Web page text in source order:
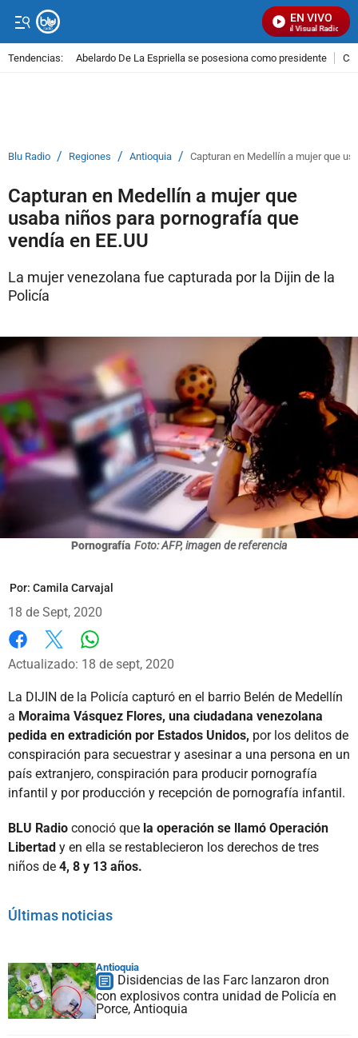
EN VIVO
Señal Visual Radio
Tendencias: Abelardo De La Espriella se posesiona como presidente
Blu Radio / Regiones / Antioquia / Capturan en Medellín a mujer que
Capturan en Medellín a mujer que
usaba niños para pornografía que
vendía en EE.UU
La mujer venezolana fue capturada por la Dijin de la
Policía
Pornografía Foto: AFP, imagen de referencia
Por: Camila Carvajal
18 de Sept, 2020
Facebook
X
Actualizado: 18 de sept, 2020
La DIJIN de la Policía capturó en el barrio Belén de Medellín
a Moraima Vásquez Flores, una ciudadana venezolana
pedida en extradición por Estados Unidos, por los delitos de
conspiración para secuestrar y asesinar a una persona en un
país extranjero, conspiración para producir pornografía
infantil y por producción y recepción de pornografía infantil.
BLU Radio conoció que la operación se llamó Operación
Libertad y en ella se restablecieron los derechos de tres
niños de 4, 8 y 13 años.
Últimas noticias
Antioquia
Disidencias de las Farc lanzaron dron
con explosivos contra unidad de Policía en
Porce, Antioquia